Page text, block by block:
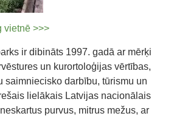
vietnē >>>
ir dibināts 1997. gadā ar mērķi
un kurortoloģijas vērtības,
saimniecisko darbību, tūrismu un
lielākais Latvijas nacionālais
purvus, mitrus mežus, ar